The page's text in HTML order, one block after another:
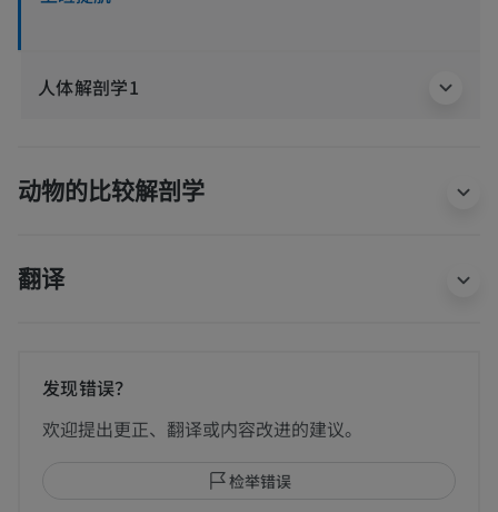
人体解剖学1
动物的比较解剖学
翻译
发现错误？
欢迎提出更正、翻译或内容改进的建议。
检举错误